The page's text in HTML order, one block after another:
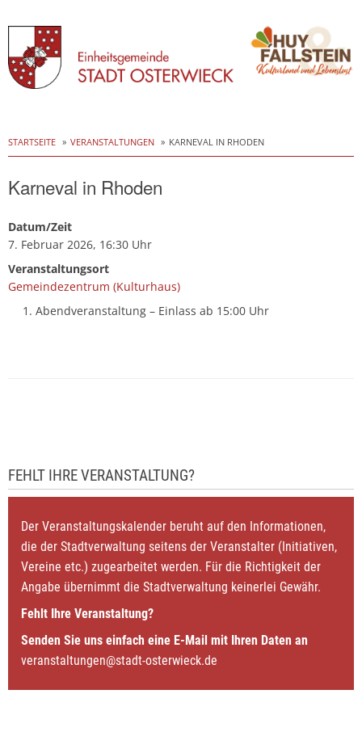
to
content
STARTSEITE VERANSTALTUNGEN KARNEVAL IN RHODEN
Karneval in Rhoden
Datum/Zeit
7. Februar 2026, 16:30 Uhr
Veranstaltungsort
Gemeindezentrum (Kulturhaus)
Abendveranstaltung – Einlass ab 15:00 Uhr
FEHLT IHRE VERANSTALTUNG?
Der Veranstaltungskalender beruht auf den Informationen,
die der Stadtverwaltung seitens der Veranstalter (Initiativen,
Vereine etc.) zugearbeitet werden. Für die Richtigkeit der
Angabe übernimmt die Stadtverwaltung keinerlei Gewähr.
Fehlt Ihre Veranstaltung?
Senden Sie uns einfach eine E-Mail mit Ihren Daten an
veranstaltungen@stadt-osterwieck.de